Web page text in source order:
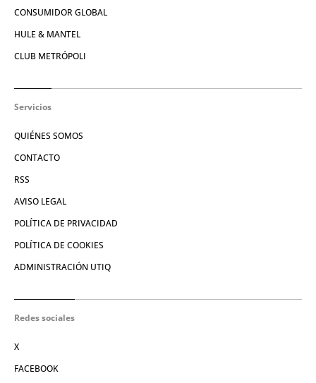
CONSUMIDOR GLOBAL
HULE & MANTEL
CLUB METRÓPOLI
Servicios
QUIÉNES SOMOS
CONTACTO
RSS
AVISO LEGAL
POLÍTICA DE PRIVACIDAD
POLÍTICA DE COOKIES
ADMINISTRACIÓN UTIQ
Redes sociales
X
FACEBOOK